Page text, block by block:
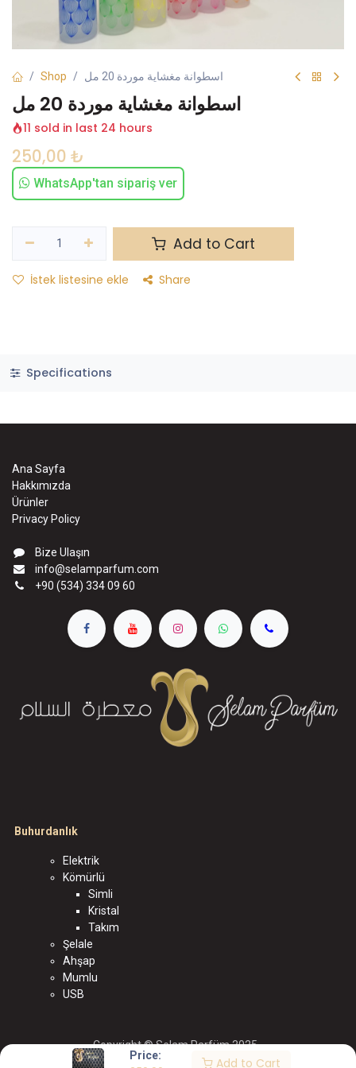
Price:
Add to Cart
Shop اسطوانة مغشاية موردة 20 مل
اسطوانة مغشاية موردة 20 مل
11 sold in last 24 hours
250,00 ₺
WhatsApp'tan sipariş ver
Add to Cart
İstek listesine ekle Share
Specifications
Ana Sayfa
Hakkımızda
Ürünler
Privacy Policy
Bize Ulaşın
info@selamparfum.com
+90 (534) 334 09 60
Buhurdanlık
Elektrik
Kömürlü
Simli
Kristal
Takım
Şelale
Ahşap
Mumlu
USB
Copyright © Selam Parfüm 2025
الْعَرَبيّة
English (US) | Türkçe